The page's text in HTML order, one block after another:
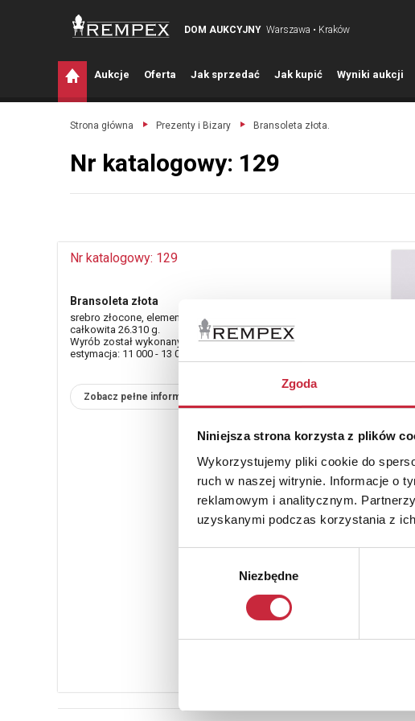
Zgoda
Niniejsza strona korzysta z plików
Wykorzystujemy pliki cookie do
ruch w naszej witrynie. Informacje o
reklamowym i analitycznym.
uzyskanymi podczas korzystania z ich
Niezbędne
DOM AUKCYJNY Warszawa • Kraków
Aukcje Oferta Jak sprzedać Jak kupić Wyniki aukcji
Strona główna Prezenty i Bizary Bransoleta złota.
Nr katalogowy: 129
Nr katalogowy: 129
Bransoleta złota
srebro złocone, element głowy i ogona - złoto pr. 0.750, masa
całkowita 26.310 g.
Wyrób został wykonany we Francji, w latach 1910-1920.
estymacja: 11 000 - 13 000 zł
Zobacz pełne informacje